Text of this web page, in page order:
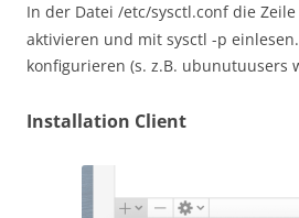
In der Datei /etc/sysctl.conf die Zeile
aktivieren und mit sysctl -p
konfigurieren (s. z.B. ubunutuusers
Installation Client